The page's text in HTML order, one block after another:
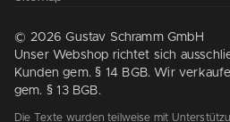
© 2026 Gustav Schramm GmbH
Unser Webshop richtet sich
Kunden gem. § 14 BGB. Wir
gem. § 13 BGB.
Die Texte wurden teilweise mit